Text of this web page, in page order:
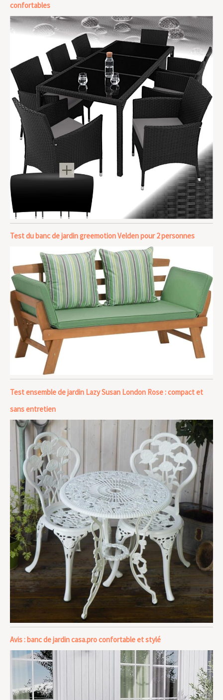
confortables
Test du banc de jardin greemotion Velden pour 2 personnes
Test ensemble de jardin Lazy Susan London Rose : compact et
sans entretien
Avis : banc de jardin casa.pro confortable et stylé